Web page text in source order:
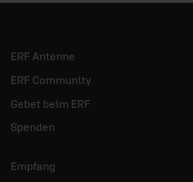
ERF Antenne
ERF Community
Gebet beim ERF
Spenden
Empfang